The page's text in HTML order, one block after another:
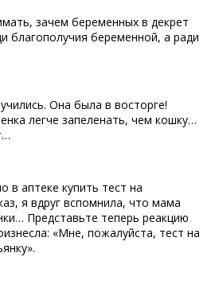
зачем беременных в декрет
благополучия беременной, а ради
Она была в восторге!
легче запеленать, чем кошку…
аптеке купить тест на
я вдруг вспомнила, что мама
Представьте теперь реакцию
«Мне, пожалуйста, тест на